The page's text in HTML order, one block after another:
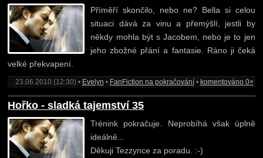
Příměří skončilo, nebo ne? Bella si celou
situaci dává za vinu a přemýšlí, jestli by
někdy mohla být s Jacobem, nebo je to jen
jeho zbožné přání a fantasie. Ráno ji čeká
velké překvapení.
23.06.2010 (12:30) • Evelyn • FanFiction na pokračování• komentováno 0×
Hořko - sladká tajemství 35
Trénink pokračuje. Neprobíhá však úplně
ideálně...
Děkuji Tezzynce za poradu. :-)